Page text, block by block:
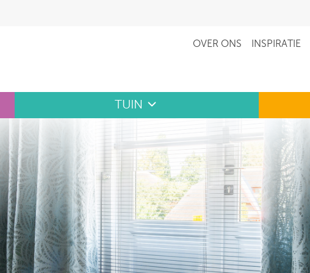
OVER ONS INSPIRATIE
TUIN